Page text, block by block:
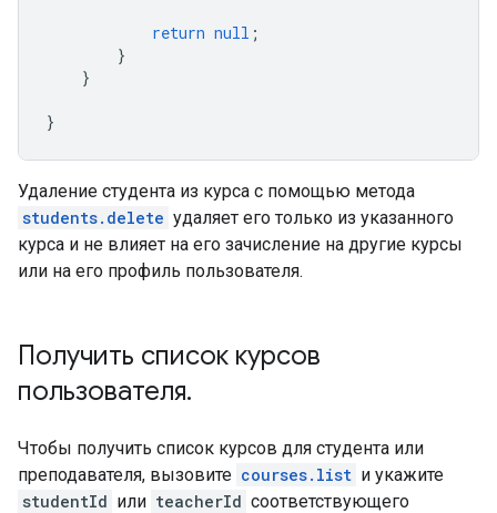
return null ;
}
}
}
Удаление студента из курса с помощью метода
students.delete удаляет его только из указанного
курса и не влияет на его зачисление на другие курсы
или на его профиль пользователя.
Получить список курсов
пользователя.
Чтобы получить список курсов для студента или
преподавателя, вызовите courses.list и укажите
studentId или teacherId соответствующего